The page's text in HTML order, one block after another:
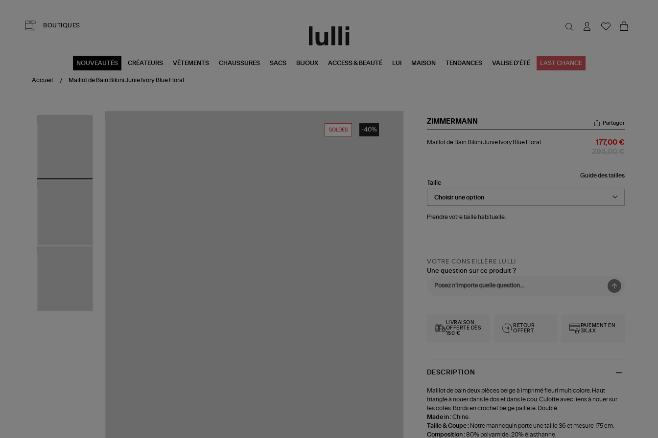
BOUTIQUES
NOUVEAUTÉS CRÉATEURS VÊTEMENTS CHAUSSURES SACS BIJOUX ACCESS & BEAUTÉ LUI MAISON TENDANCES VALISE D'ÉTÉ LAST CHANCE
Accueil Maillot de Bain Bikini Junie Ivory Blue Floral
SOLDES -40%
ZIMMERMANN
de
Blue
Floral
Partager
Maillot de Bain Bikini Junie Ivory Blue Floral 177,00 €
Guide des tailles
Taille
Prendre votre taille habituelle.
VOTRE CONSEILLÈRE LULLI
Une question sur ce produit ?
LIVRAISON
OFFERTE DÈS
150 €
RETOUR
OFFERT
PAIEMENT EN
3X,4X
DESCRIPTION
Maillot de bain deux pièces beige à imprimé fleuri multicolore. Haut
triangle à nouer dans le dos et dans le cou. Culotte avec liens à nouer sur
les cotés. Bords en crochet beige pailleté. Doublé.
Made in :Chine.
Taille & Coupe : Notre mannequin porte une taille 36 et mesure 175 cm.
Composition :80% polyamide, 20% élasthanne.